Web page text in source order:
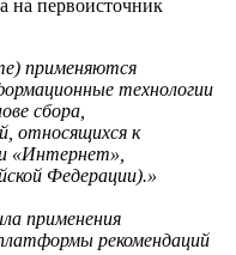
на первоисточник
применяются
технологии
сбора,
относящихся к
«Интернет»,
Федерации).»
применения
рекомендаций